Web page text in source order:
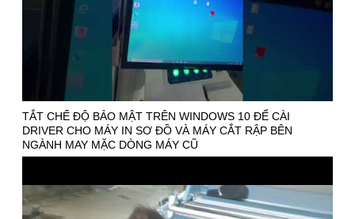
TẮT CHẾ ĐỘ BẢO MẬT TRÊN WINDOWS 10 ĐỂ CÀI
DRIVER CHO MÁY IN SƠ ĐỒ VÀ MÁY CẮT RẬP BÊN
NGÀNH MAY MẶC DÒNG MÁY CŨ